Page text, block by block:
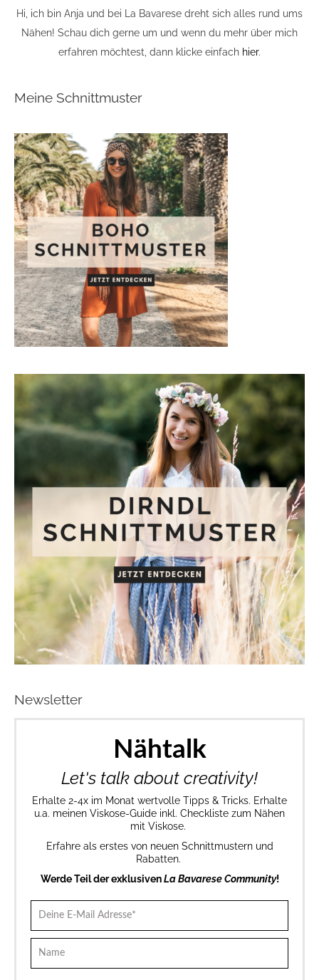
Hi, ich bin Anja und bei La Bavarese dreht sich alles rund ums
Nähen! Schau dich gerne um und wenn du mehr über mich
erfahren möchtest, dann klicke einfach hier.
Meine Schnittmuster
Newsletter
Nähtalk
Let's talk about creativity!
Erhalte 2-4x im Monat wertvolle Tipps & Tricks. Erhalte
u.a. meinen Viskose-Guide inkl. Checkliste zum Nähen
mit Viskose.
Erfahre als erstes von neuen Schnittmustern und
Rabatten.
Werde Teil der exklusivenLa Bavarese Community!